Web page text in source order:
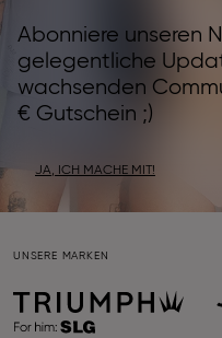
Abonniere unseren
gelegentliche
wachsenden
€ Gutschein ;)
JA, ICH MACHE MIT!
UNSERE MARKEN